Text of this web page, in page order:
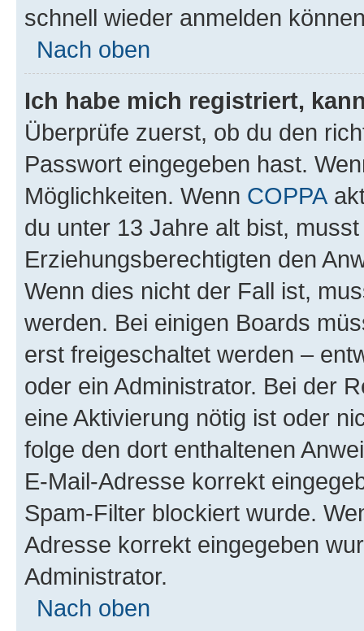
schnell wieder anmelden
Nach oben
Ich habe mich registriert,
Überprüfe zuerst, ob du den
Passwort eingegeben hast.
Möglichkeiten. Wenn COPPA
du unter 13 Jahre alt bist,
Erziehungsberechtigten den
Wenn dies nicht der Fall ist,
werden. Bei einigen Boards
erst freigeschaltet werden –
oder ein Administrator. Bei der
eine Aktivierung nötig ist oder
folge den dort enthaltenen
E-Mail-Adresse korrekt
Spam-Filter blockiert wurde.
Adresse korrekt eingegeben
Administrator.
Nach oben